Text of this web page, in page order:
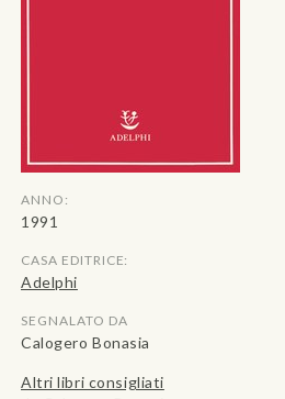
ANNO:
1991
CASA EDITRICE:
Adelphi
SEGNALATO DA
Calogero Bonasia
Altri libri consigliati